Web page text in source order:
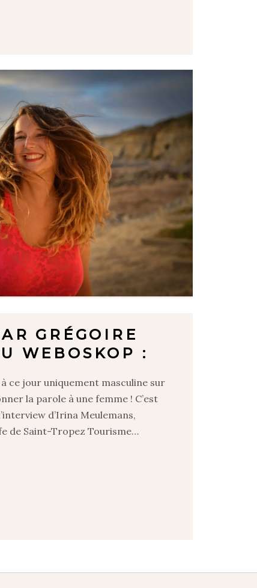
GRÉGOIRE
WEBOSKOP :
ce jour uniquement masculine sur
la parole à une femme ! C’est
d’Irina Meulemans,
de Saint-Tropez Tourisme…